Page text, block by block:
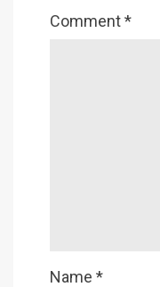
Comment*
Name *